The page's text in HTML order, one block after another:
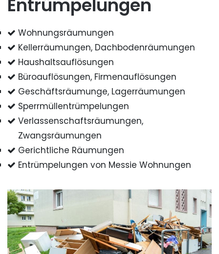
Entrümpelungen
Wohnungsräumungen
Kellerräumungen, Dachbodenräumungen
Haushaltsauflösungen
Büroauflösungen, Firmenauflösungen
Geschäftsräumunge, Lagerräumungen
Sperrmüllentrümpelungen
Verlassenschaftsräumungen,
Zwangsräumungen
Gerichtliche Räumungen
Entrümpelungen von Messie Wohnungen